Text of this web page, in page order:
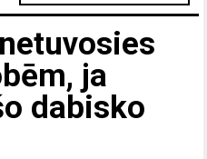
ja
dabisko